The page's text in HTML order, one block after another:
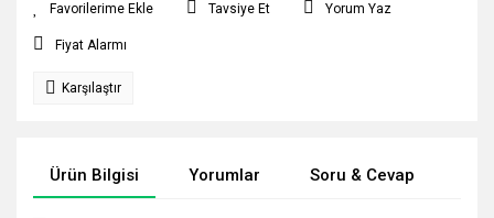
Tavsiye Et Yorum Yaz
Fiyat Alarmı
Karşılaştır
Ürün Bilgisi Yorumlar Soru & Cevap